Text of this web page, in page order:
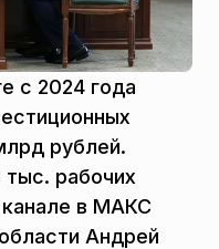
с 2024 года
рублей.
рабочих
в МАКС
Андрей